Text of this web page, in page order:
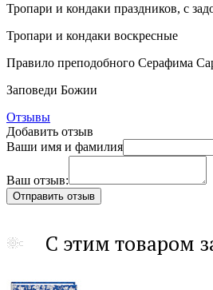
Тропари и кондаки праздников, с
Тропари и кондаки воскресные
Правило преподобного Серафима
Заповеди Божии
Отзывы
Добавить отзыв
Ваши имя и фамилия
Ваш отзыв:
С этим товаром